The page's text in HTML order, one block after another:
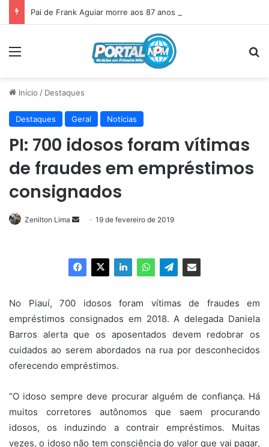
Pai de Frank Aguiar morre aos 87 anos em Itainópolis
Início / Destaques
Destaques Geral Notícias
PI: 700 idosos foram vítimas
de fraudes em empréstimos
consignados
Zenilton Lima
Mande
mail
19 de fevereiro de 2019
No Piauí, 700 idosos foram vítimas de fraudes em
empréstimos consignados em 2018. A delegada Daniela
Barros alerta que os aposentados devem redobrar os
cuidados ao serem abordados na rua por desconhecidos
oferecendo empréstimos.
“O idoso sempre deve procurar alguém de confiança. Há
muitos corretores autônomos que saem procurando
idosos, os induzindo a contrair empréstimos. Muitas
vezes, o idoso não tem consciência do valor que vai pagar,